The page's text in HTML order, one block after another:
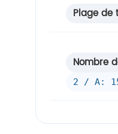
Plage de
Nombre
2 / A: